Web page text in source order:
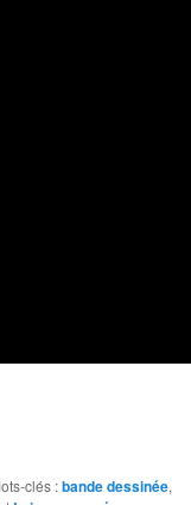
clés :bande dessinée,